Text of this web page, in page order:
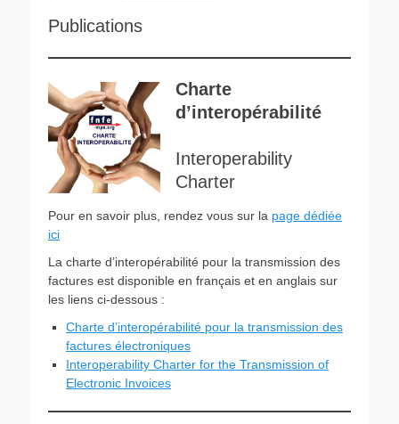
Publications
Charte
d’interopérabilité
Interoperability
Charter
Pour en savoir plus, rendez vous sur la page dédiée
ici
La charte d’interopérabilité pour la transmission des
factures est disponible en français et en anglais sur
les liens ci-dessous :
Charte d’interopérabilité pour la transmission des
factures électroniques
Interoperability Charter for the Transmission of
Electronic Invoices